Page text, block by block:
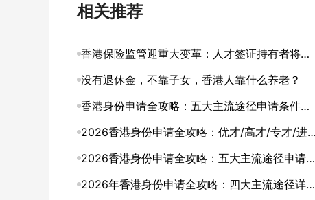
相关推荐
香港保险监管迎重大变革：人才签证持有者将纳
入本地客户体系
没有退休金，不靠子女，香港人靠什么养老？
香港身份申请全攻略：五大主流途径申请条件与
申请要点详解
2026香港身份申请全攻略：优才/高才/专才/进
修四大途径条件详解
2026香港身份申请全攻略：五大主流途径申请条
件与申请要点详解
2026年香港身份申请全攻略：四大主流途径详